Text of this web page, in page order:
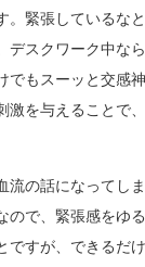
。緊張しているな
デスクワーク中な
もスーッと交感
を与えることで
流の話になってし
ので、緊張感をゆ
ですが、できるだ